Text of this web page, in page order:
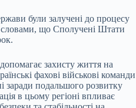
були залучені до процесу
словами, що Сполучені Штати
захисту життя на
фахові військові команди
заради подальшого розвитку
в цьому регіоні впливає